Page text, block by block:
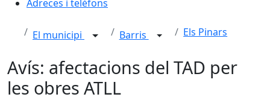
Adreces i telèfons
El municipi Barris Els Pinars
Avís: afectacions del TAD per
les obres ATLL